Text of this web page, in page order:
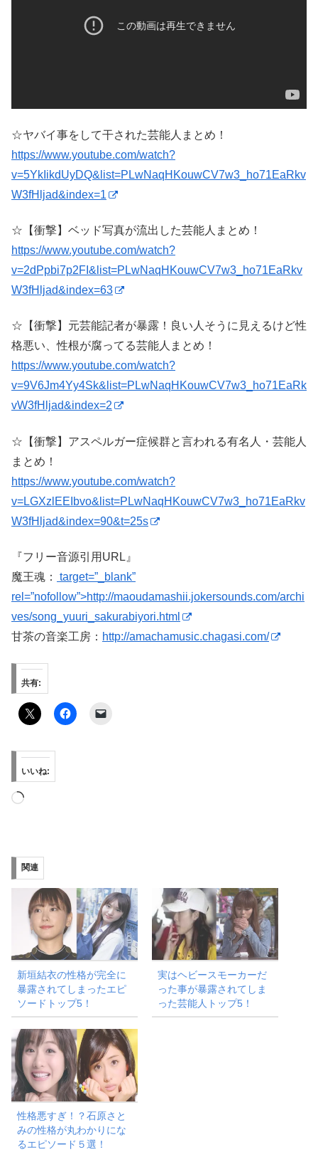
☆ヤバイ事をして干された芸能人まとめ！
https://www.youtube.com/watch?
v=5YkIikdUyDQ&list=PLwNaqHKouwCV7w3_ho71EaRkv
W3fHljad&index=1
☆【衝撃】ベッド写真が流出した芸能人まとめ！
https://www.youtube.com/watch?
v=2dPpbi7p2FI&list=PLwNaqHKouwCV7w3_ho71EaRkv
W3fHljad&index=63
☆【衝撃】元芸能記者が暴露！良い人そうに見えるけど性
格悪い、性根が腐ってる芸能人まとめ！
https://www.youtube.com/watch?
v=9V6Jm4Yy4Sk&list=PLwNaqHKouwCV7w3_ho71EaRk
vW3fHljad&index=2
☆【衝撃】アスペルガー症候群と言われる有名人・芸能人
まとめ！
https://www.youtube.com/watch?
v=LGXzlEEIbvo&list=PLwNaqHKouwCV7w3_ho71EaRkv
W3fHljad&index=90&t=25s
『フリー音源引用URL』
魔王魂：
target=”_blank”
rel=”nofollow”>http://maoudamashii.jokersounds.com/archi
ves/song_yuuri_sakurabiyori.html
甘茶の音楽工房： http://amachamusic.chagasi.com/
共有:
いいね:
読
み
中…
関連
新垣結衣の性格が完全に
暴露されてしまったエピ
ソードトップ5！
実はヘビースモーカーだ
った事が暴露されてしま
った芸能人トップ5！
性格悪すぎ！？石原さと
みの性格が丸わかりにな
るエピソード５選！